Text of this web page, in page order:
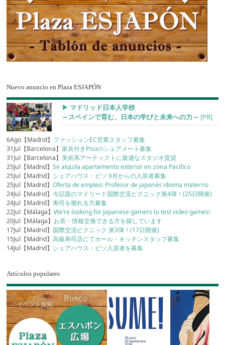
Nuevo anuncio en Plaza ESJAPÓN
▶︎ マドリッド日本人学校
～スペインで育む、日本の学びと未来への力～ [PR]
6Ago【Madrid】 ファッションEC営業スタッフ募集
31Jul【Barcelona】家具付きPisoのシェアメート募集
31Jul【Barcelona】美術系アーティストに最適なスタジオ賃貸
25Jul【Madrid】Se alquila apartamento exterior en zona Pacifico
25Jul【Madrid】 シェアハウス・ピソ 9月からの入居者募集
25Jul【Madrid】Oferta de empleo: Profesor de japonés idioma materno
24Jul【Madrid】今話題のマドリード国際交流ピクニック第4弾！(25日開催)
24Jul【Madrid】寿司を握れる方募集
22Jul【Málaga】We’re looking for Japanese gamers to test video games!
20Jul【Málaga】 お茶・情報交換できる方を探しています
17Jul【Madrid】 国際交流ピクニック 第3弾！(17日開催)
15Jul【Madrid】高級寿司店にてホール・キッチンスタッフ募集
14Jul【Madrid】 シェアハウス・ピソ入居者を募集
Artículos populares